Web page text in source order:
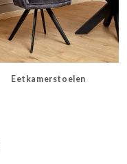
Eetkamerstoelen